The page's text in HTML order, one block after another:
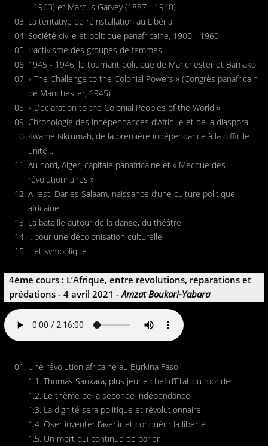
- 1963) et Marcus Garvey (1887 - 1940)
La tentative de réinstallation au Libéria
Société civile et politique panafricaine, 1900 - 1960
L’activisme des groupes de femmes
1945 - 1946, le tournant politique de Manchester et Bamako
« The Challenge to the Colonial Powers » (Congrès panafricain
de Manchester, 1945)
« Declaration to the Colonial Peoples of the World »
Chronologie des indépendances d’Afrique et de la diaspora
Kwame Nkrumah, de la première indépendance à la difficile
unité…
Au nord, Alger, capitale panafricaine et « Mecque des
révolutionnaires »
A l’est, Dar es Salaam, naissance d’une culture politique
africaine
La bataille autour de la danse, du théâtre
…pour une décolonisation culturelle
…et symbolique
4ème cours : L’Afrique, entre révolutions, réparations et
prédations - 4 avril 2021 -Amzat Boukari-Yabara
Une révolution africaine au Burkina Faso
1.1. Thomas Sankara, plus jeune chef d’Etat du monde
1.2. Le thème de la seconde indépendance
1.3. La dignité sera politique et révolutionnaire
1.4. Oser inventer l’avenir et conquérir la liberté
1.5. Un mort qui continue de parler